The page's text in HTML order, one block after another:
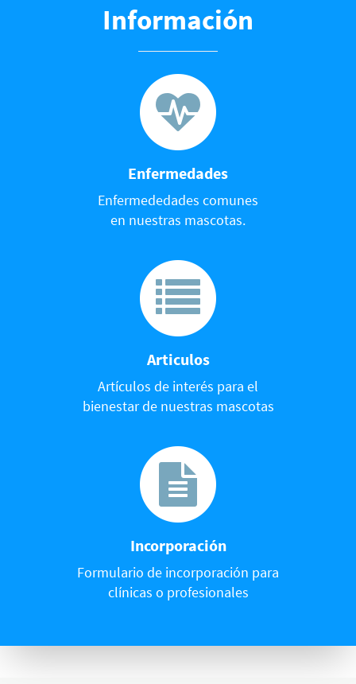
Información
Enfermedades
Enfermededades comunes
en nuestras mascotas.
Articulos
Artículos de interés para el
bienestar de nuestras mascotas
Incorporación
Formulario de incorporación para
clínicas o profesionales